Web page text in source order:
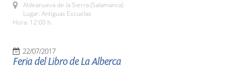
Aldeanueva de la Sierra (Salamanca)
Lugar: Antiguas Escuelas
Hora: 12:00 h.
22/07/2017
Feria del Libro de La Alberca